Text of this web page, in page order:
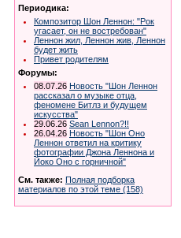
Периодика:
Композитор Шон Леннон: "Рок
угасает, он не востребован"
Леннон жил, Леннон жив, Леннон
будет жить
Привет родителям
Форумы:
08.07.26 Новость "Шон Леннон
рассказал о музыке отца,
феномене Битлз и будущем
искусства"
29.06.26 Sean Lennon?!!
26.04.26 Новость "Шон Оно
Леннон ответил на критику
фотографии Джона Леннона и
Йоко Оно с горничной"
См. также: Полная подборка
материалов по этой теме (158)